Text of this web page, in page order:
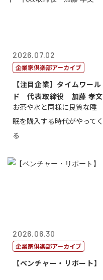
2026.07.02
企業家倶楽部アーカイブ
【注目企業】タイムワール
ド 代表取締役 加藤 孝文
お茶や水と同様に良質な睡
眠を購入する時代がやってく
る
2026.06.30
企業家倶楽部アーカイブ
【ベンチャー・リポート】